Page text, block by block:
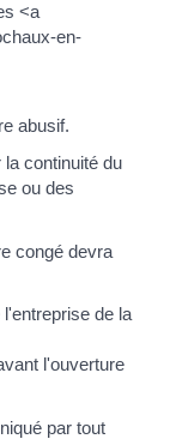
<a
en-
abusif.
continuité du
ou des
congé devra
de la
l'ouverture
par tout